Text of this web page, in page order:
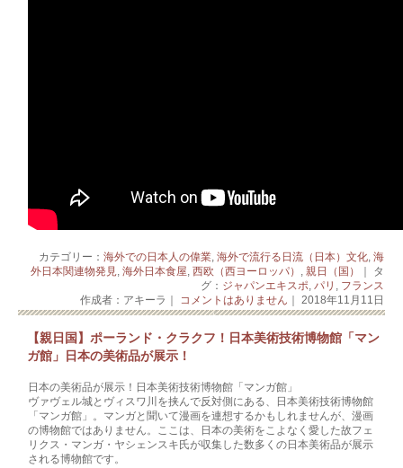
カテゴリー： 海外での日本人の偉業, 海外で流行る日流（日本）文化, 海
外日本関連物発見, 海外日本食屋, 西欧（西ヨーロッパ） , 親日（国）
｜ タ
グ： ジャパンエキスポ, パリ , フランス
作成者：アキーラ｜ コメントはありません ｜ 2018年11月11日
【親日国】ポーランド・クラクフ！日本美術技術博物館「マン
ガ館」日本の美術品が展示！
日本の美術品が展示！日本美術技術博物館「マンガ館」
ヴァヴェル城とヴィスワ川を挟んで反対側にある、日本美術技術博物館
「マンガ館」。マンガと聞いて漫画を連想するかもしれませんが、漫画
の博物館ではありません。ここは、日本の美術をこよなく愛した故フェ
リクス・マンガ・ヤシェンスキ氏が収集した数多くの日本美術品が展示
される博物館です。